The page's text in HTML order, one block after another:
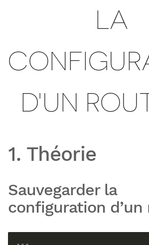
LA
D'UN
1. Théorie
Sauvegarder la
configuration